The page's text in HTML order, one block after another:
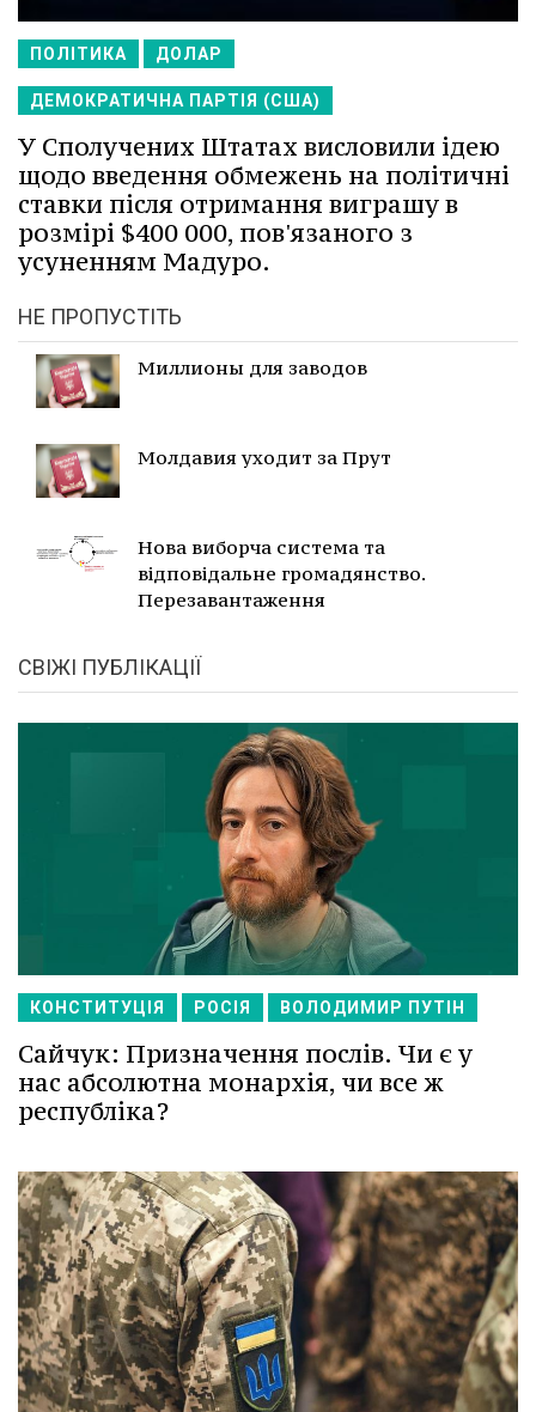
ПОЛІТИКА ДОЛАР
ДЕМОКРАТИЧНА ПАРТІЯ (США)
У Сполучених Штатах висловили ідею
щодо введення обмежень на політичні
ставки після отримання виграшу в
розмірі $400 000, пов'язаного з
усуненням Мадуро.
НЕ ПРОПУСТІТЬ
Миллионы для заводов
Молдавия уходит за Прут
Нова виборча система та
відповідальне громадянство.
Перезавантаження
СВІЖІ ПУБЛІКАЦІЇ
КОНСТИТУЦІЯ РОСІЯ ВОЛОДИМИР ПУТІН
Сайчук: Призначення послів. Чи є у
нас абсолютна монархія, чи все ж
республіка?